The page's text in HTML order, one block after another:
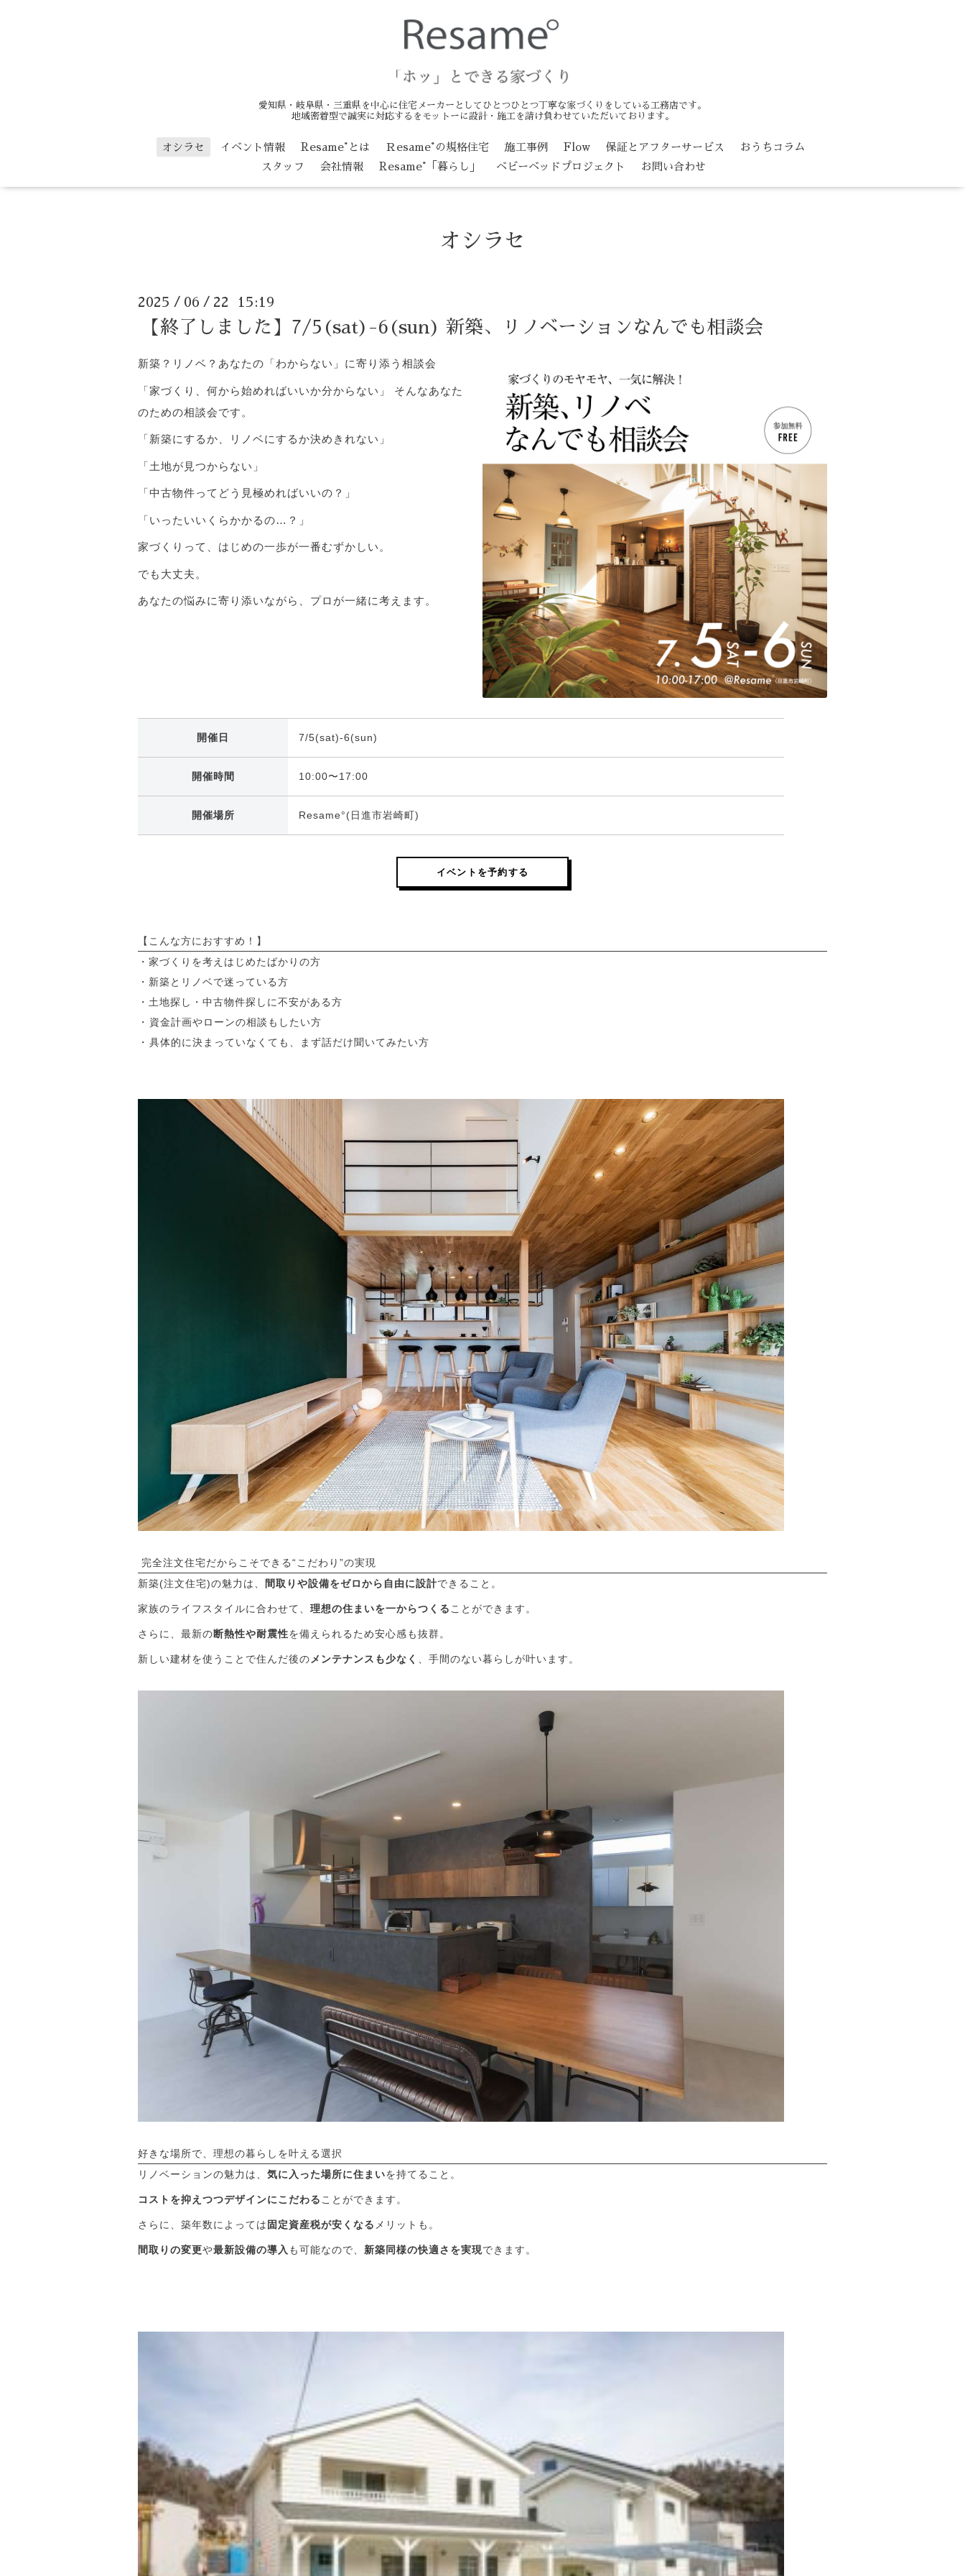
愛知県・岐阜県・三重県を中心に住宅メーカーとしてひとつひとつ丁寧な家づくりをしている工務店です。
地域密着型で誠実に対応するをモットーに設計・施工を請け負わせていただいております。
オシラセ イベント情報 Resame°とは Ｒesame°の規格住宅 施工事例 Flow 保証とアフターサービス
おうちコラム
スタッフ
会社情報 Resame°「暮らし」 ベビーベッドプロジェクト お問い合わせ
オシラセ
2025 / 06 / 22 15:19
【終了しました】7/5(sat)-6(sun) 新築、リノベーションなんでも相談会
新築？リノベ？あなたの「わからない」に寄り添う相談会
「家づくり、何から始めればいいか分からない」 そんなあなた
のための相談会です。
「新築にするか、リノベにするか決めきれない」
「土地が見つからない」
「中古物件ってどう見極めればいいの？」
「いったいいくらかかるの…？」
家づくりって、はじめの一歩が一番むずかしい。
でも大丈夫。
あなたの悩みに寄り添いながら、プロが一緒に考えます。
開催日 7/5(sat)-6(sun)
開催時間 10:00〜17:00
開催場所 Resame°(日進市岩崎町)
イベントを予約する
【こんな方におすすめ！】
・家づくりを考えはじめたばかりの方
・新築とリノベで迷っている方
・土地探し・中古物件探しに不安がある方
・ 資金計画やローンの相談もしたい方
・ 具体的に決まっていなくても、まず話だけ聞いてみたい方
完全注文住宅だからこそできる“こだわり”の実現
新築(注文住宅)の魅力は、
間取りや設備をゼロから自由に設計できること。
家族のライフスタイルに合わせて、 理想の住まいを一からつくる ことができます。
さらに、最新の断熱性や耐震性を備えられるため安心感も抜群。
新しい建材を使うことで住んだ後の メンテナンスも少なく 、手間のない暮らしが叶います。
好きな場所で、理想の暮らしを叶える選択
リノベーションの魅力は、 気に入った場所に住まいを持てること。
コストを抑えつつデザインにこだわる ことができます。
さらに、築年数によっては 固定資産税が安くなる メリットも。
間取りの変更や最新設備の導入 も可能なので、 新築同様の快適さを実現できます。